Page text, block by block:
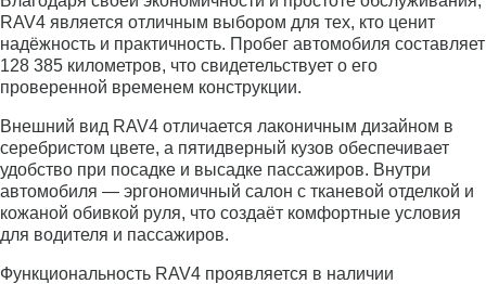
RAV4 является отличным выбором для тех, кто ценит
надёжность и практичность. Пробег автомобиля составляет
128 385 километров, что свидетельствует о его
проверенной временем конструкции.
Внешний вид RAV4 отличается лаконичным дизайном в
серебристом цвете, а пятидверный кузов обеспечивает
удобство при посадке и высадке пассажиров. Внутри
автомобиля — эргономичный салон с тканевой отделкой и
кожаной обивкой руля, что создаёт комфортные условия
для водителя и пассажиров.
Функциональность RAV4 проявляется в наличии